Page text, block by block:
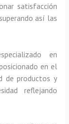
satisfacción
así las
en
en el
de productos y
reflejando